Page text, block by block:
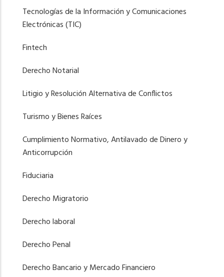
Tecnologías de la Información y Comunicaciones
Electrónicas (TIC)
Fintech
Derecho Notarial
Litigio y Resolución Alternativa de Conflictos
Turismo y Bienes Raíces
Cumplimiento Normativo, Antilavado de Dinero y
Anticorrupción
Fiduciaria
Derecho Migratorio
Derecho laboral
Derecho Penal
Derecho Bancario y Mercado Financiero